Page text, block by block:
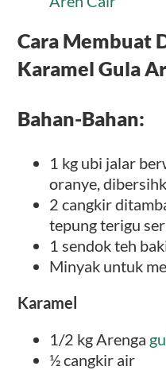
Cara Membuat
Karamel Gula
Bahan-Bahan:
1 kg ubi jalar
oranye,
2 cangkir
tepung terigu
1 sendok teh
Minyak untuk
Karamel
1/2 kg Arenga
½ cangkir air